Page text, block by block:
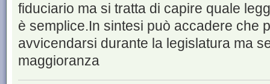
fiduciario ma si tratta di capire quale
è semplice.In sintesi può accadere che
avvicendarsi durante la legislatura ma
maggioranza